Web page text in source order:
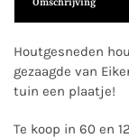
Omschrijving
Houtgesneden
gezaagde van
tuin een plaatje!
Te koop in 60 en